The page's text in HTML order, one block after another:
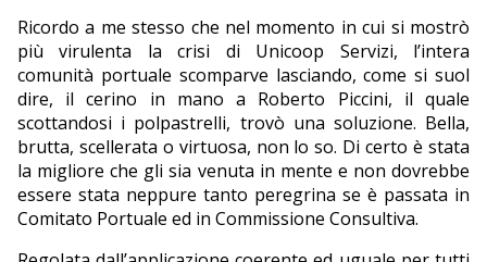
Ricordo a me stesso che nel momento in cui si mostrò
più virulenta la crisi di Unicoop Servizi, l’intera
comunità portuale scomparve lasciando, come si suol
dire, il cerino in mano a Roberto Piccini, il quale
scottandosi i polpastrelli, trovò una soluzione. Bella,
brutta, scellerata o virtuosa, non lo so. Di certo è stata
la migliore che gli sia venuta in mente e non dovrebbe
essere stata neppure tanto peregrina se è passata in
Comitato Portuale ed in Commissione Consultiva.